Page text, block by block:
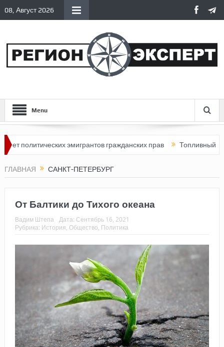
08, Август 2026
Menu
эмигрантов гражданских прав Топливный кризис в
ГЛАВНАЯ САНКТ-ПЕТЕРБУРГ
От Балтики до Тихого океана
Вадим Штепа Дата: Сентябрь 16, 2021
Рубрика: История Общество Политика